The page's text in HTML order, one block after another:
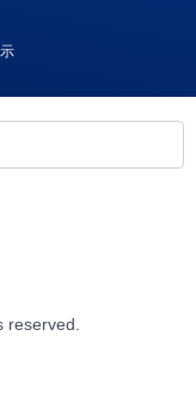
reserved.